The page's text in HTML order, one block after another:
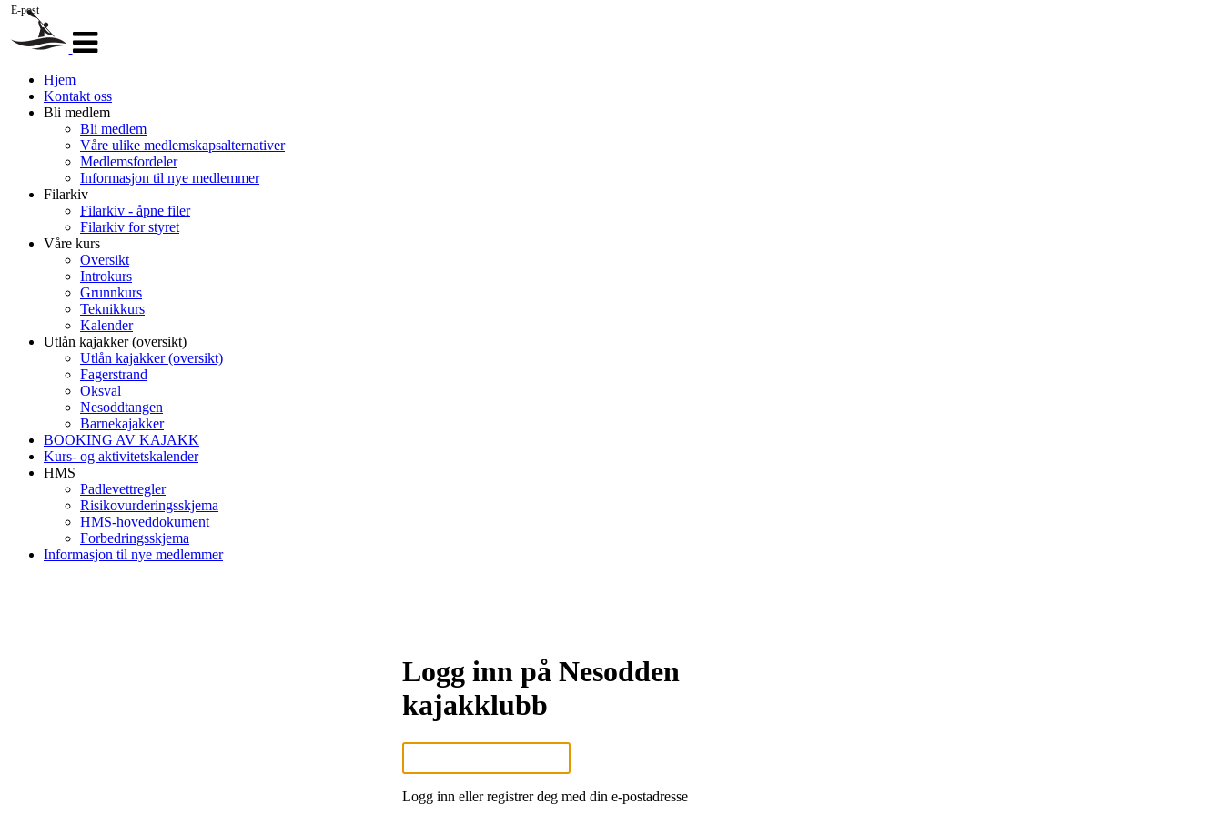
navigasjon
Hjem
Kontakt oss
Bli medlem
Bli medlem
Våre ulike medlemskapsalternativer
Medlemsfordeler
Informasjon til nye medlemmer
Filarkiv
Filarkiv - åpne filer
Filarkiv for styret
Våre kurs
Oversikt
Introkurs
Grunnkurs
Teknikkurs
Kalender
Utlån kajakker (oversikt)
Utlån kajakker (oversikt)
Fagerstrand
Oksval
Nesoddtangen
Barnekajakker
BOOKING AV KAJAKK
Kurs- og aktivitetskalender
HMS
Padlevettregler
Risikovurderingsskjema
HMS-hoveddokument
Forbedringsskjema
Informasjon til nye medlemmer
Logg inn på Nesodden
kajakklubb
E-post
Logg inn eller registrer deg med din e-postadresse